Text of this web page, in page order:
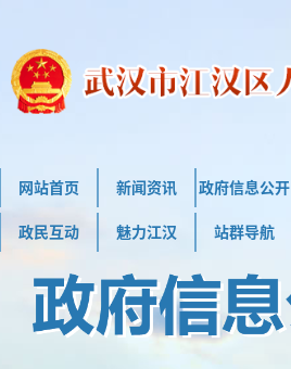
网站首页 新闻资讯 政府信息公开
政民互动 魅力江汉 站群导航